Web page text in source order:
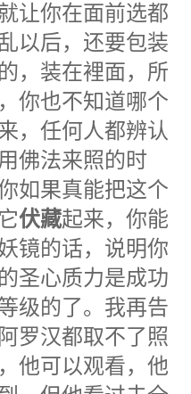
让你在面前选都
以后，还要包装
，装在裡面，所
你也不知道哪个
，任何人都辨认
佛法来照的时
如果真能把这个
伏藏起来，你能
镜的话，说明你
圣心质力是成功
级的了。我再告
罗汉都取不了照
他可以观看，他